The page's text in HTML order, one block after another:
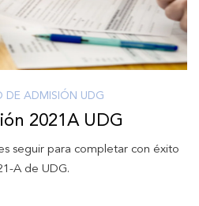
DE ADMISIÓN UDG
2021A UDG
seguir para completar con éxito
A de UDG.